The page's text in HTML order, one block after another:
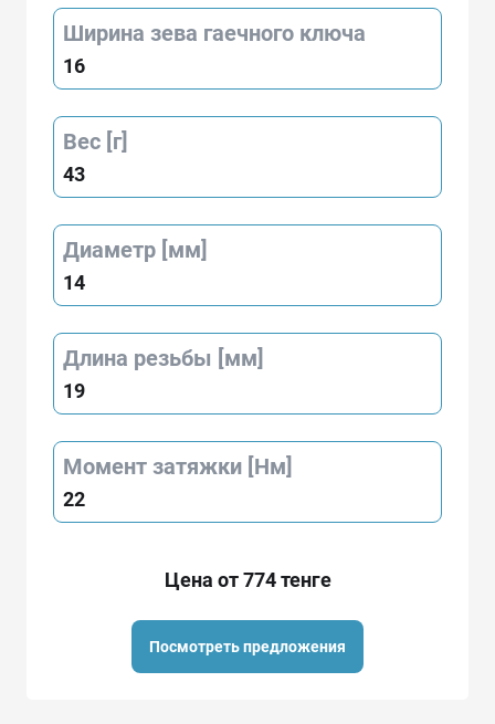
Ширина зева гаечного ключа
16
Вес [г]
43
Диаметр [мм]
14
Длина резьбы [мм]
19
Момент затяжки [Нм]
22
Цена от 774 тенге
Посмотреть предложения